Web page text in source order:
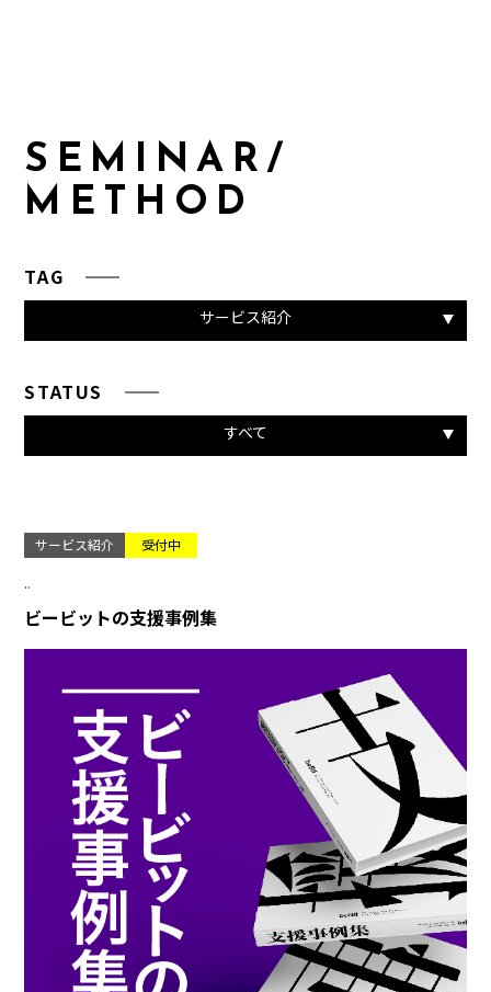
S E M I NA R /
M E T H O D
STATUS
すべて
TAG
サービス紹介
サービス紹介 受付中
..
ビービットの支援事例集